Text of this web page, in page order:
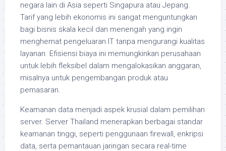
negara lain di Asia seperti Singapura atau Jepang.
Tarif yang lebih ekonomis ini sangat menguntungkan
bagi bisnis skala kecil dan menengah yang ingin
menghemat pengeluaran IT tanpa mengurangi kualitas
layanan. Efisiensi biaya ini memungkinkan perusahaan
untuk lebih fleksibel dalam mengalokasikan anggaran,
misalnya untuk pengembangan produk atau
pemasaran.
Keamanan data menjadi aspek krusial dalam pemilihan
server. Server Thailand menerapkan berbagai standar
keamanan tinggi, seperti penggunaan firewall, enkripsi
data, serta pemantauan jaringan secara real-time